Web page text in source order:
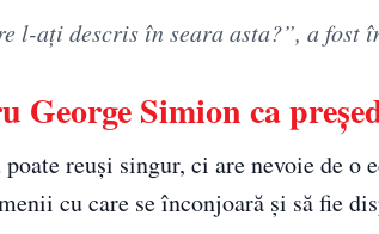
l-ați descris în seara asta?”, a fost
George Simion ca
reuși singur, ci are nevoie de o
cu care se înconjoară și să fie